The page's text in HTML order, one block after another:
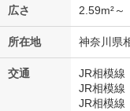
広さ 2.59m²～
所在地 神奈川県
交通
JR相模
JR相模
JR相模